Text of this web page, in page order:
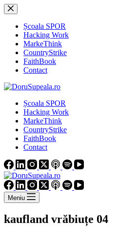
Sari
la
conținutȘcoala SPOR
Hacking Work
MarkeThink
CountryStrike
FaithBook
Contact
Școala SPOR
Hacking Work
MarkeThink
CountryStrike
FaithBook
Contact
Meniu
kaufland vrăbiuțe 04